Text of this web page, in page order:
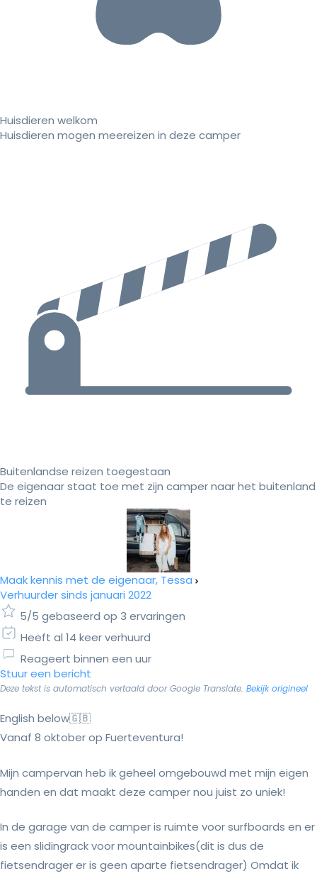
Huisdieren welkom
Huisdieren mogen meereizen in deze camper
Buitenlandse reizen toegestaan
De eigenaar staat toe met zijn camper naar het buitenland
te reizen
Maak kennis met de eigenaar, Tessa
Verhuurder sinds januari 2022
5/5 gebaseerd op 3 ervaringen
Heeft al 14 keer verhuurd
Reageert binnen een uur
Stuur een bericht
Deze tekst is automatisch vertaald door Google Translate. Bekijk origineel
English below🇬🇧
Vanaf 8 oktober op Fuerteventura!
Mijn campervan heb ik geheel omgebouwd met mijn eigen
handen en dat maakt deze camper nou juist zo uniek!
In de garage van de camper is ruimte voor surfboards en er
is een slidingrack voor mountainbikes(dit is dus de
fietsendrager er is geen aparte fietsendrager) Omdat ik